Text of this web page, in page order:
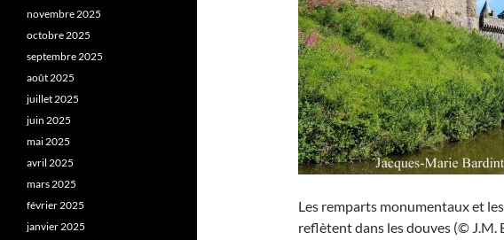
Les remparts monumentaux et
reflètent dans les douves (© J.M.
novembre 2025
octobre 2025
septembre 2025
août 2025
juillet 2025
juin 2025
mai 2025
avril 2025
mars 2025
février 2025
janvier 2025